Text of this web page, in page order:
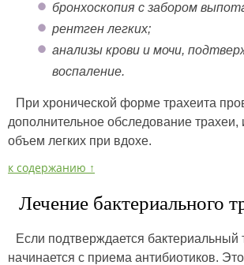
бронхоскопия с забором
рентген легких;
анализы крови и мочи,
воспаление.
При хронической форме трахеита
дополнительное обследование трахеи,
объем легких при вдохе.
к содержанию ↑
Лечение бактериального
Если подтверждается бактериальный
начинается с приема антибиотиков.